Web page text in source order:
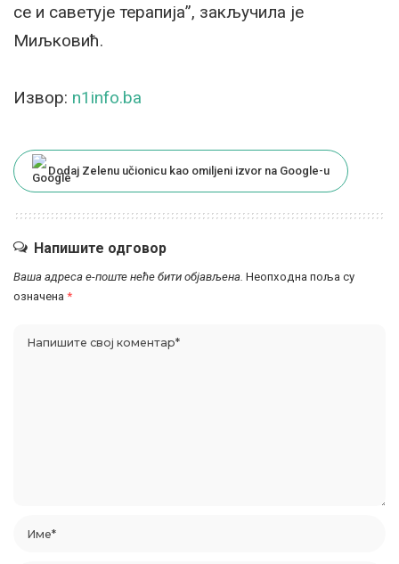
се и саветује терапија”, закључила је
Миљковић.
Извор: n1info.ba
Dodaj Zelenu učionicu kao omiljeni izvor na Google-u
Напишите одговор
Ваша адреса е-поште неће бити објављена. Неопходна поља су
означена *